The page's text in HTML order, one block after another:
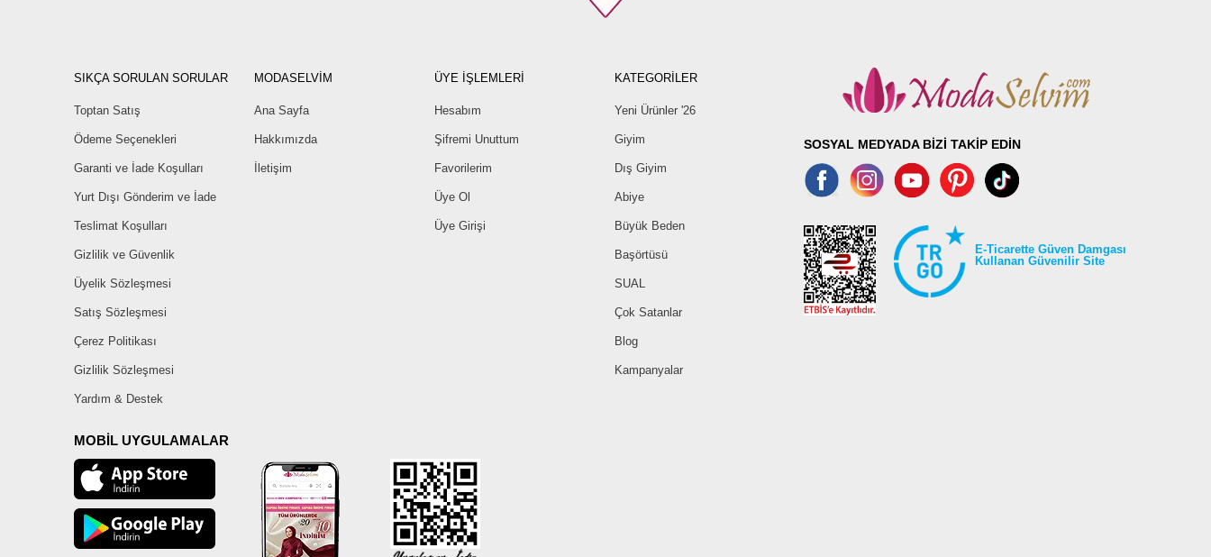
SIKÇA SORULAN SORULAR
Toptan Satış
Ödeme Seçenekleri
Garanti ve İade Koşulları
Yurt Dışı Gönderim ve İade
Teslimat Koşulları
Gizlilik ve Güvenlik
Üyelik Sözleşmesi
Satış Sözleşmesi
Çerez Politikası
Gizlilik Sözleşmesi
Yardım & Destek
MODASELVİM
Ana Sayfa
Hakkımızda
İletişim
ÜYE İŞLEMLERİ
Hesabım
Şifremi Unuttum
Favorilerim
Üye Ol
Üye Girişi
KATEGORİLER
Yeni Ürünler '26
Giyim
Dış Giyim
Abiye
Büyük Beden
Başörtüsü
SUAL
Çok Satanlar
Blog
Kampanyalar
MOBİL UYGULAMALAR
SOSYAL MEDYADA BİZİ TAKİP EDİN
E-Ticarette Güven Damgası
Kullanan Güvenilir Site